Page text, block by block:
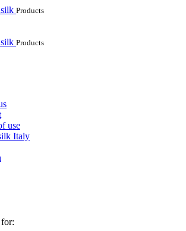
Products
Products
use
Italy